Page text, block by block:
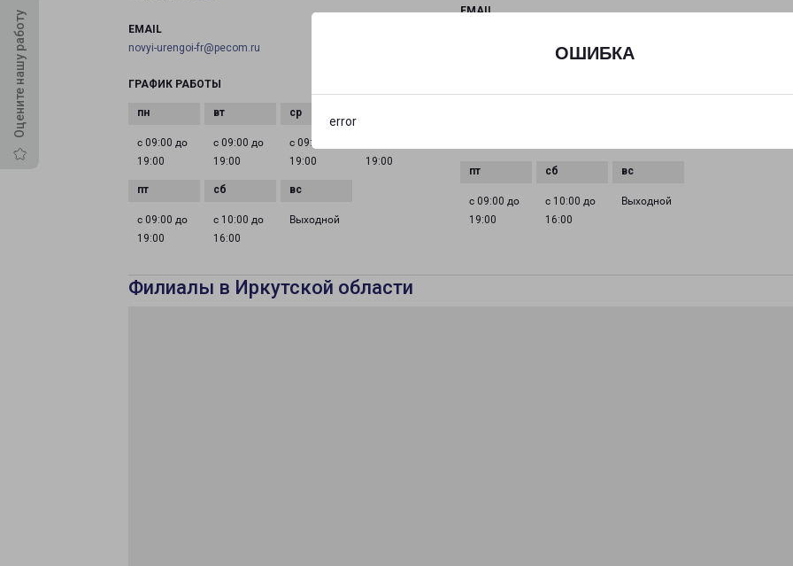
ОШИБКА
error
Оцените нашу работу
EMAIL
novyi-urengoi-fr@pecom.ru
ГРАФИК РАБОТЫ
с 09:00 до
19:00
с 09:00 до
19:00
с 09:00 до
19:00
19:00
с 09:00 до
19:00
с 10:00 до
16:00
Выходной
EMAIL
с 09:00 до
19:00
с 10:00 до
16:00
Выходной
Филиалы в Иркутской области